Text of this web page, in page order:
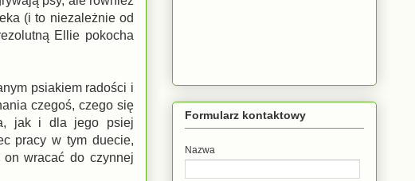
(i to niezależnie od
Ellie pokocha
psiakiem radości i
czegoś, czego się
jak i dla jego psiej
pracy w tym duecie,
wracać do czynnej
Formularz kontaktowy
Nazwa